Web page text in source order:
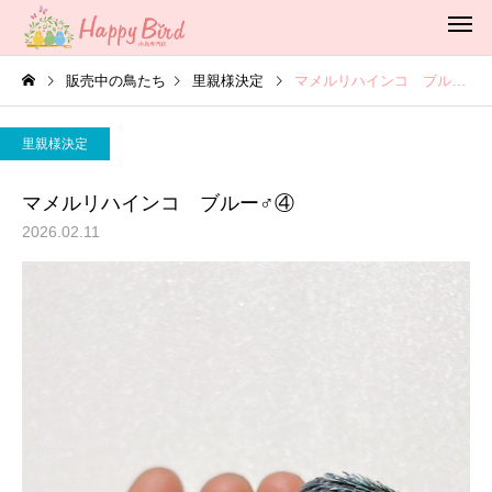
販売中の鳥たち 里親様決定 マメルリハインコ ブルー♂④
里親様決定
マメルリハインコ ブルー♂④
2026.02.11